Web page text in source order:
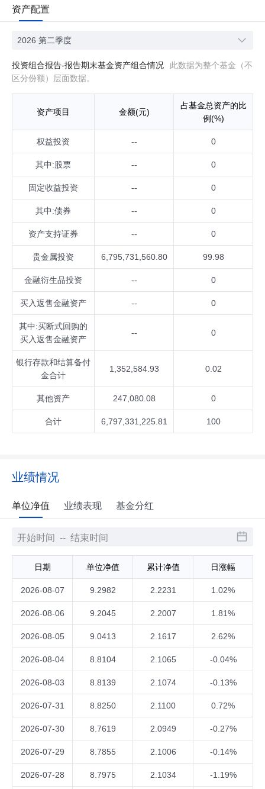
资产配置
2026 第二季度
投资组合报告-报告期末基金资产组合情况
此数据为整个基金（不
区分份额）层面数据。
资产项目 金额(元)
占基金总资产的比
例(%)
权益投资 -- 0
其中:股票 -- 0
固定收益投资 -- 0
其中:债券 -- 0
资产支持证券 -- 0
贵金属投资 6,795,731,560.80 99.98
金融衍生品投资 -- 0
买入返售金融资产 -- 0
其中:买断式回购的
买入返售金融资产
-- 0
银行存款和结算备付
金合计
1,352,584.93 0.02
其他资产 247,080.08 0
合计 6,797,331,225.81 100
业绩情况
单位净值 业绩表现 基金分红
日期 单位净值 累计净值 日涨幅
2026-08-07 9.2982 2.2231 1.02%
2026-08-06 9.2045 2.2007 1.81%
2026-08-05 9.0413 2.1617 2.62%
2026-08-04 8.8104 2.1065 -0.04%
2026-08-03 8.8139 2.1074 -0.13%
2026-07-31 8.8250 2.1100 0.72%
2026-07-30 8.7619 2.0949 -0.27%
2026-07-29 8.7855 2.1006 -0.14%
2026-07-28 8.7975 2.1034 -1.19%